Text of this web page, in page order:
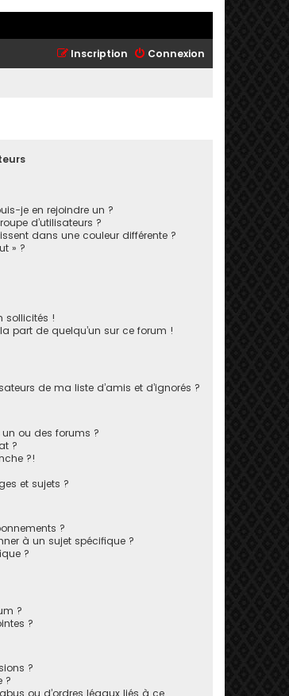
Connexion
Inscription
je en rejoindre un ?
d’utilisateurs ?
dans une couleur différente ?
» ?
sollicités !
part de quelqu’un sur ce forum !
de ma liste d’amis et d’ignorés ?
ou des forums ?
?
?!
et sujets ?
?
à un sujet spécifique ?
?
?
?
?
?